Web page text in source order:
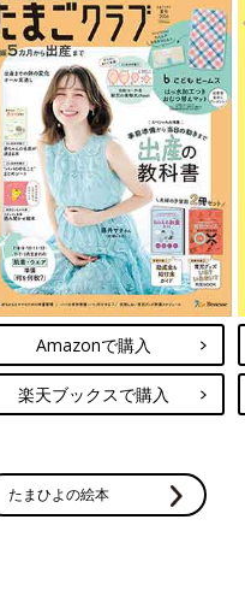
Amazonで購入
楽天ブックスで購入
たまひよの絵本